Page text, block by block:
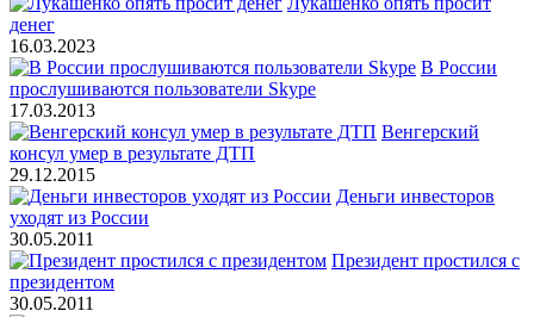
денег
16.03.2023
В России
прослушиваются пользователи Skype
17.03.2013
Венгерский
консул умер в результате ДТП
29.12.2015
Деньги инвесторов
уходят из России
30.05.2011
Президент простился с
президентом
30.05.2011